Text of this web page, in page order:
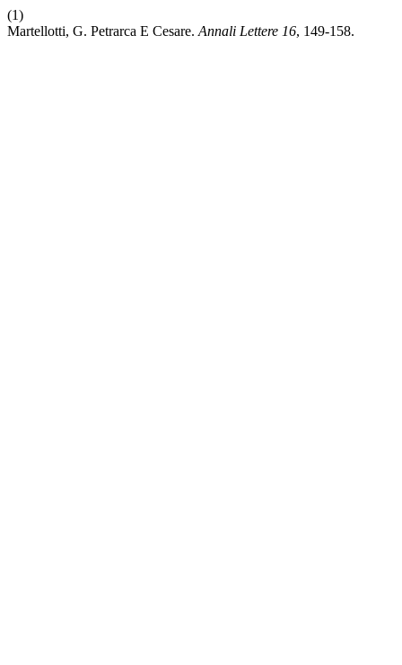
(1)
Martellotti, G. Petrarca E Cesare. Annali Lettere 16, 149-158.